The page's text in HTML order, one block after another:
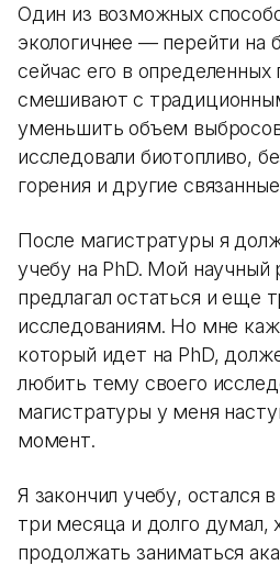
Один из возможных
экологичнее — перейти на
сейчас его в определенных
смешивают с
уменьшить объем
исследовали биотопливо,
горения и другие
После магистратуры я
учебу на PhD. Мой научный
предлагал остаться и еще
исследованиям. Но мне
который идет на PhD,
любить тему своего
магистратуры у меня
момент.
Я закончил учебу,
три месяца и долго думал,
продолжать заниматься